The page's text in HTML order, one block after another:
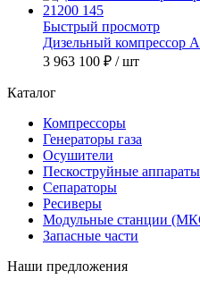
Быстрый просмотр
Дизельный компрессор
3 963 100 ₽ / шт
Каталог
Компрессоры
Генераторы газа
Осушители
Пескоструйные аппараты
Сепараторы
Ресиверы
Модульные станции
Запасные части
Наши предложения